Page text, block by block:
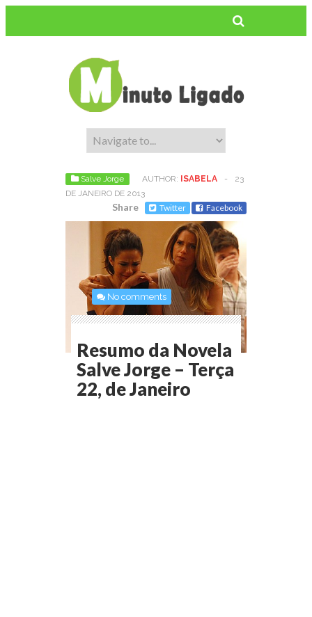
Salve Jorge AUTHOR: ISABELA -
23
DE JANEIRO DE 2013
Share Twitter Facebook
No comments
Resumo da Novela
Salve Jorge – Terça
22, de Janeiro